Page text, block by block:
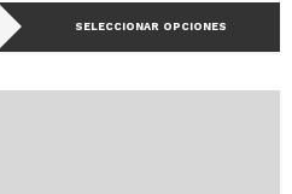
SELECCIONAR OPCIONES
Este
producto